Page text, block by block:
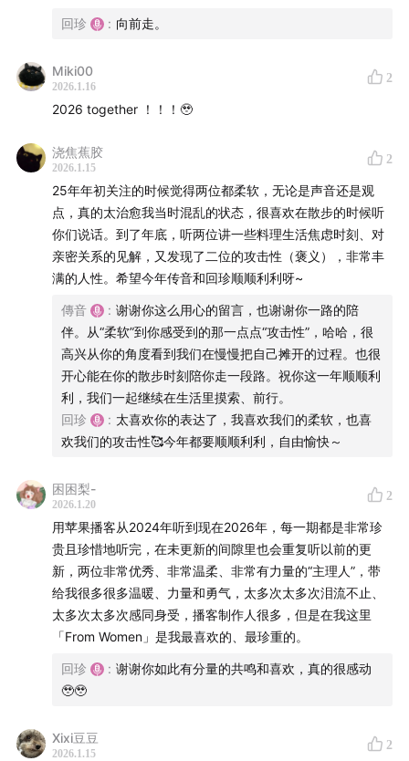
“有用”是普遍的价值信念，“无用”是重要的生命体验
46:10 把宏大的“意义”放在一边，过好自己的生活，帮助身
边的女性
55:29
1:02:02希望凡事按照自己期待的方式发展，是不可能完成
的任务
忙碌但有成就感的一年，关关难过关关过！
我们各自给2025年打了多少分
回珍的closure：把过去的留在过去，头也不回地
朝前走吧
On Your Arm (Instrumental Version) – Slowfly
A House Remembered - Martin Landstrom
Vanskap - William Claeson
关于我们：
从我们开始，到生活中去。
回珍 : 向前走。
Miki00
2026.1.16
2
2026 together ！！！🥹
浇焦蕉胶
2026.1.15
2
25年年初关注的时候觉得两位都柔软，无论是声音还是观
点，真的太治愈我当时混乱的状态，很喜欢在散步的时候听
你们说话。到了年底，听两位讲一些料理生活焦虑时刻、对
亲密关系的见解，又发现了二位的攻击性（褒义），非常丰
满的人性。希望今年传音和回珍顺顺利利呀~
傳音 : 谢谢你这么用心的留言，也谢谢你一路的陪
伴。从“柔软”到你感受到的那一点点“攻击性”，哈哈，很
高兴从你的角度看到我们在慢慢把自己摊开的过程。也很
开心能在你的散步时刻陪你走一段路。祝你这一年顺顺利
利，我们一起继续在生活里摸索、前行。
回珍
: 太喜欢你的表达了，我喜欢我们的柔软，也喜
欢我们的攻击性🥰今年都要顺顺利利，自由愉快～
困困梨-
2026.1.20
2
用苹果播客从2024年听到现在2026年，每一期都是非常珍
贵且珍惜地听完，在未更新的间隙里也会重复听以前的更
新，两位非常优秀、非常温柔、非常有力量的“主理人”，带
给我很多很多温暖、力量和勇气，太多次太多次泪流不止、
太多次太多次感同身受，播客制作人很多，但是在我这里
「From Women」是我最喜欢的、最珍重的。
回珍 : 谢谢你如此有分量的共鸣和喜欢，真的很感动
🥹🥹
Xixi豆豆
2026.1.15
2